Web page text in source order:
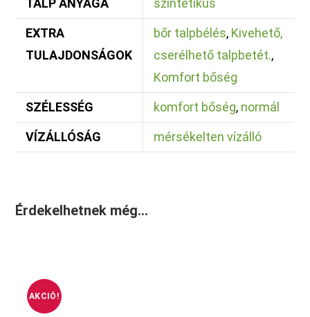
TALP ANYAGA szintetikus
EXTRA
TULAJDONSÁGOK
bőr talpbélés, Kivehető,
cserélhető talpbetét.,
Komfort bőség
SZÉLESSÉG komfort bőség, normál
VÍZÁLLÓSÁG mérsékelten vízálló
Érdekelhetnek még…
AKCIÓ!